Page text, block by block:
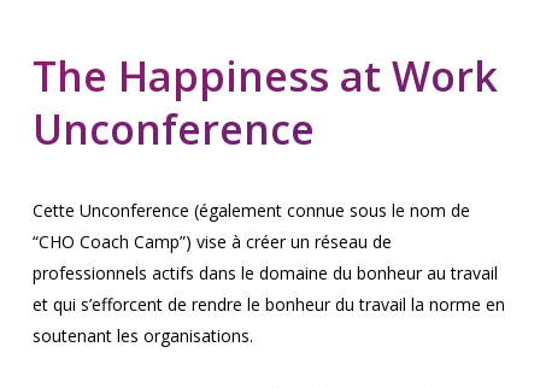
The Happiness at Work
Unconference
Cette Unconference (également connue sous le nom de
“CHO Coach Camp”) vise à créer un réseau de
professionnels actifs dans le domaine du bonheur au travail
et qui s’efforcent de rendre le bonheur du travail la norme en
soutenant les organisations.